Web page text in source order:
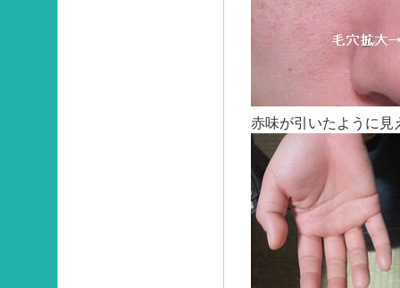
赤味が引いたように見